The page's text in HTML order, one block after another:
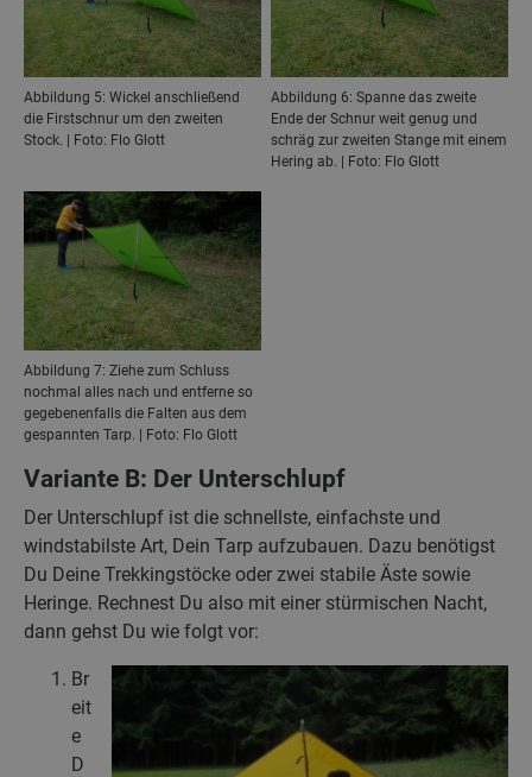
Abbildung 5: Wickel anschließend
die Firstschnur um den zweiten
Stock. | Foto: Flo Glott
Abbildung 6: Spanne das zweite
Ende der Schnur weit genug und
schräg zur zweiten Stange mit einem
Hering ab. | Foto: Flo Glott
Abbildung 7: Ziehe zum Schluss
nochmal alles nach und entferne so
gegebenenfalls die Falten aus dem
gespannten Tarp. | Foto: Flo Glott
Variante B: Der Unterschlupf
Der Unterschlupf ist die schnellste, einfachste und
windstabilste Art, Dein Tarp aufzubauen. Dazu benötigst
Du Deine Trekkingstöcke oder zwei stabile Äste sowie
Heringe. Rechnest Du also mit einer stürmischen Nacht,
dann gehst Du wie folgt vor:
Br
eit
e
D